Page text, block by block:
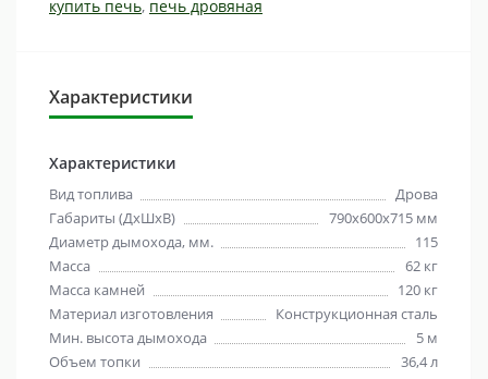
купить печь, печь дровяная
Характеристики
Характеристики
Вид топлива
Дрова
Габариты (ДхШхВ)
790x600x715 мм
Диаметр дымохода, мм.
115
Масса
62 кг
Масса камней
120 кг
Материал изготовления
Конструкционная сталь
Мин. высота дымохода
5 м
Объем топки
36,4 л